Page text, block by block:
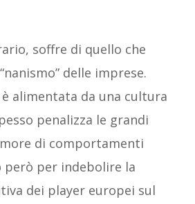
soffre di quello che
delle imprese.
alimentata da una cultura
penalizza le grandi
di comportamenti
per indebolire la
dei player europei sul